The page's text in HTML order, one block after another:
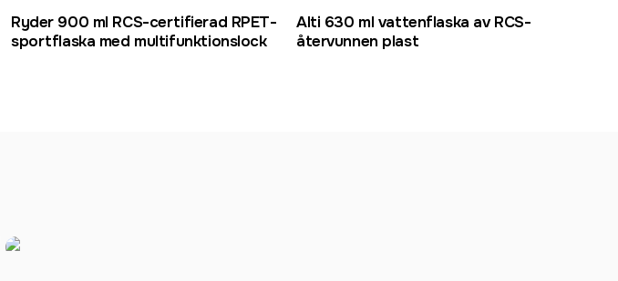
Ryder 900 ml RCS-certifierad RPET-
sportflaska med multifunktionslock
Alti 630 ml vattenflaska av RCS-
återvunnen plast